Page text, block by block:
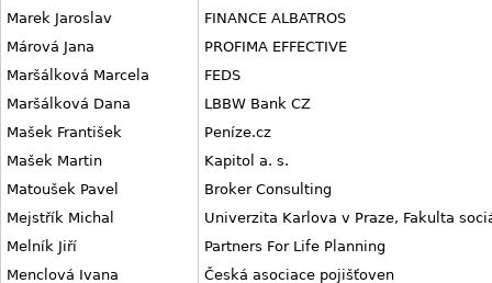
Marek Jaroslav
FINANCE ALBATROS
Márová Jana
PROFIMA EFFECTIVE
Maršálková Marcela
FEDS
Maršálková Dana
LBBW Bank CZ
Mašek František
Peníze.cz
Mašek Martin
Kapitol a. s.
Matoušek Pavel
Broker Consulting
Mejstřík Michal
Univerzita Karlova v Praze, Fakulta
Melník Jiří
Partners For Life Planning
Menclová Ivana
Česká asociace pojišťoven